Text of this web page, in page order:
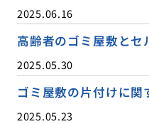
2025.06.16
高齢者のゴミ屋敷と
2025.05.30
ゴミ屋敷の片付けに関
2025.05.23